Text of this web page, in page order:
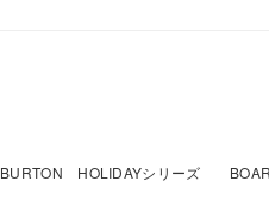
BURTON HOLIDAYシリーズ